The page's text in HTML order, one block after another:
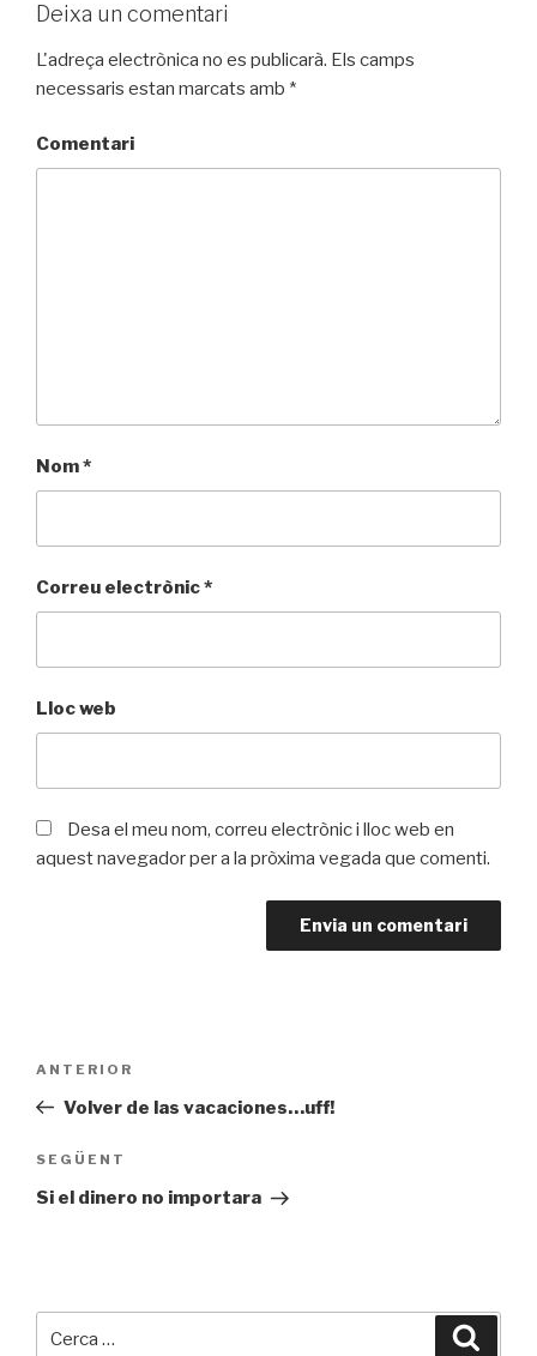
Deixa un comentari
L'adreça electrònica no es publicarà. Els camps
necessaris estan marcats amb *
Comentari
Nom*
Correu electrònic*
Lloc web
Desa el meu nom, correu electrònic i lloc web en
aquest navegador per a la pròxima vegada que comenti.
Entrada
prèvia
ANTERIOR
Volver de las vacaciones…uff!
Entrada
següent
SEGÜENT
Si el dinero no importara